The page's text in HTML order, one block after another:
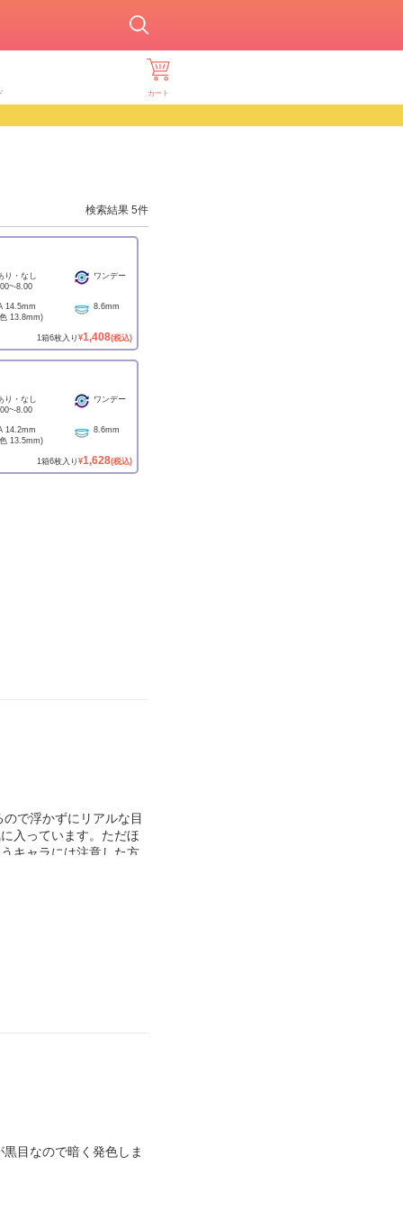
カート
検索結果 5件
り・なし
~-8.00
ワンデー
14.5mm
13.8mm)
8.6mm
1箱6枚入り ¥1,408(税込)
り・なし
~-8.00
ワンデー
14.2mm
13.5mm)
8.6mm
1箱6枚入り ¥1,628(税込)
で浮かずにリアルな目
入っています。ただほ
キャラには注意した方
目なので暗く発色しま